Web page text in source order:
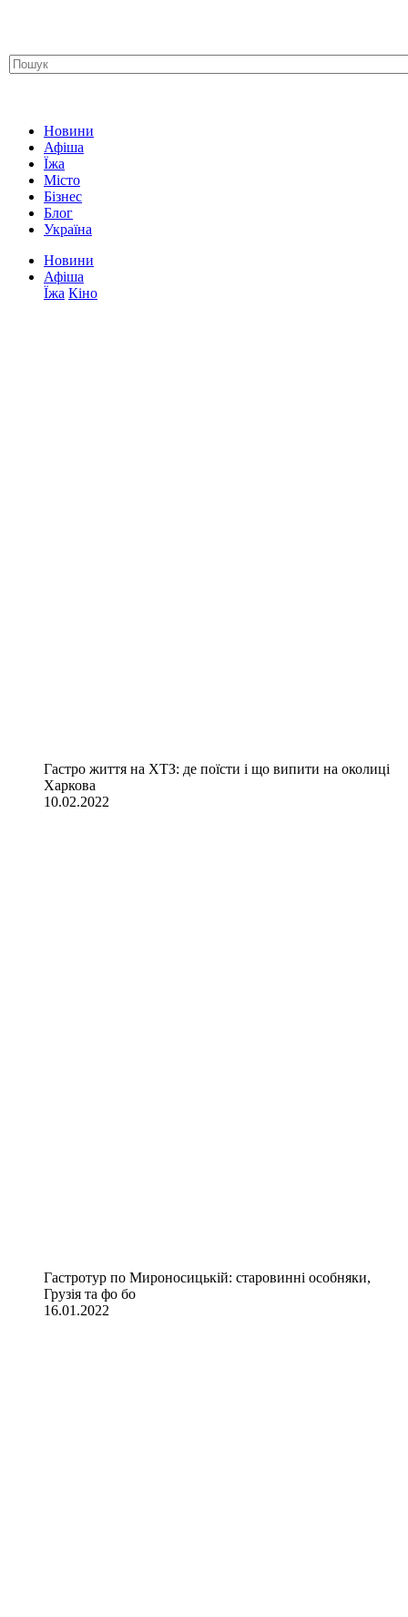
Новини
Афіша
Їжа
Місто
Бізнес
Блог
Україна
Новини
Афіша
Їжа Кіно
Гастро життя на ХТЗ: де поїсти і що випити на околиці
Харкова
10.02.2022
Гастротур по Мироносицькій: старовинні особняки,
Грузія та фо бо
16.01.2022